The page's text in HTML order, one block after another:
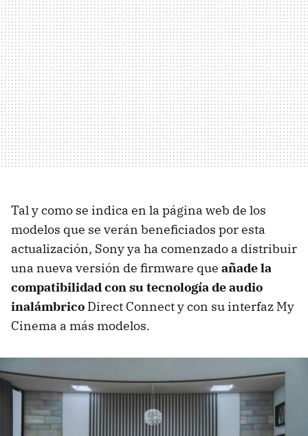
Tal y como se indica en la página web de los
modelos que se verán beneficiados por esta
actualización, Sony ya ha comenzado a distribuir
una nueva versión de firmware que añade la
compatibilidad con su tecnología de audio
inalámbrico Direct Connect y con su interfaz My
Cinema a más modelos.